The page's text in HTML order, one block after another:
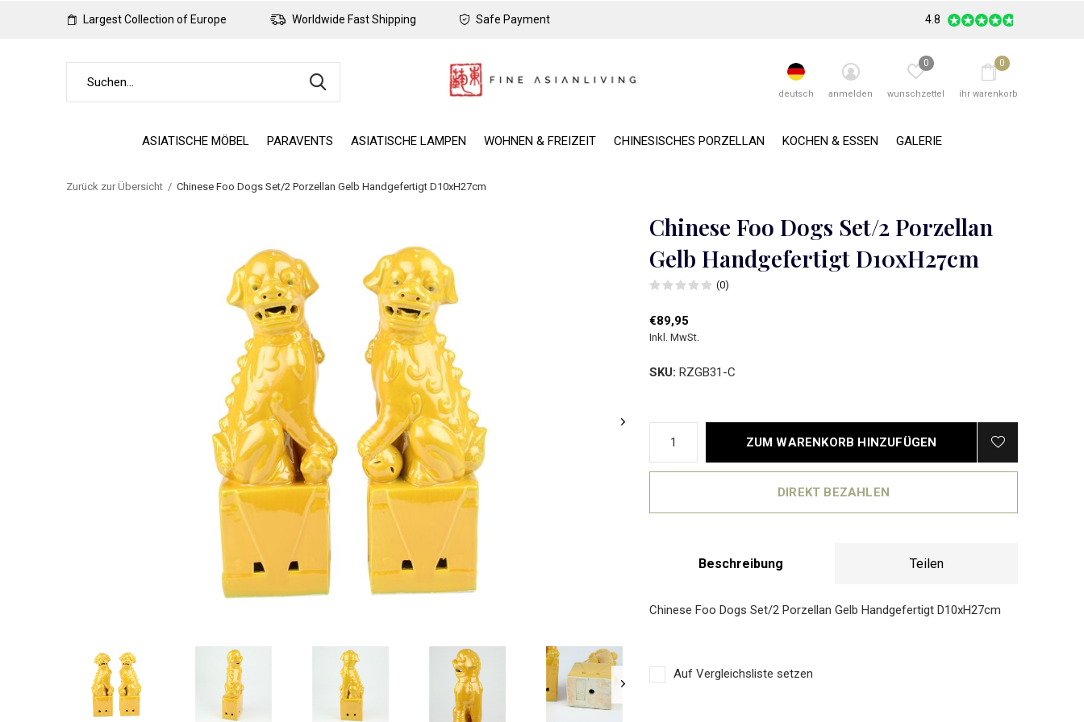
ASIATISCHE MÖBEL PARAVENTS ASIATISCHE LAMPEN WOHNEN & FREIZEIT CHINESISCHES PORZELLAN KOCHEN & ESSEN GALERIE
deutsch anmelden wunschzettel
0
ihr warenkorb
0
Largest Collection of Europe Worldwide Fast Shipping Safe Payment 4.8
Zurück zur Übersicht Chinese Foo Dogs Set/2 Porzellan Gelb Handgefertigt D10xH27cm
Chinese Foo Dogs Set/2 Porzellan
Gelb Handgefertigt D10xH27cm
(0)
€89,95
Inkl. MwSt.
SKU: RZGB31-C
ZUM WARENKORB HINZUFÜGEN
DIREKT BEZAHLEN
Beschreibung Teilen
Chinese Foo Dogs Set/2 Porzellan Gelb Handgefertigt D10xH27cm
Auf Vergleichsliste setzen